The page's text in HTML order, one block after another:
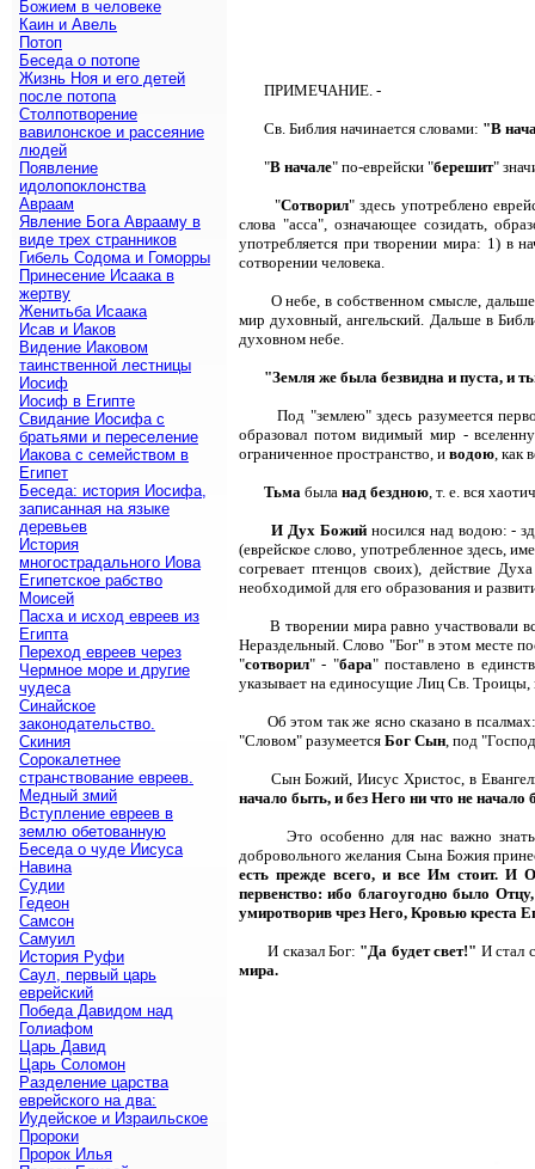
ПРИМЕЧАНИЕ. -
Св. Библия начинается словами: "В
"В начале" по-еврейски "берешит"
"Сотворил" здесь употреблено
слова "асса", означающее созидать,
употребляется при творении мира: 1) в
сотворении человека.
О небе, в собственном смысле,
мир духовный, ангельский. Дальше в
духовном небе.
"Земля же была безвидна и пуста, и
Под "землею" здесь разумеется
образовал потом видимый мир -
ограниченное пространство, и водою, как
Тьма была над бездною, т. е. вся
И Дух Божийносился над водою: -
(еврейское слово, употребленное здесь,
согревает птенцов своих), действие
необходимой для его образования и
В творении мира равно
Нераздельный. Слово "Бог" в этом месте
"сотворил" - "бара" поставлено в
указывает на единосущие Лиц Св. Троицы,
Об этом так же ясно сказано в
"Словом" разумеется Бог Сын, под
Сын Божий, Иисус Христос, в
начало быть, и без Него ни что не
Это особенно для нас важно
добровольного желания Сына Божия
есть прежде всего, и все Им стоит. И
первенство: ибо благоугодно было
умиротворив чрез Него, Кровью креста
И сказал Бог: "Да будет свет!" И стал
мира.
Божием в человеке
Каин и Авель
Потоп
Беседа о потопе
Жизнь Ноя и его детей
после потопа
Столпотворение
вавилонское и рассеяние
людей
Появление
идолопоклонства
Авраам
Явление Бога Аврааму в
виде трех странников
Гибель Содома и Гоморры
Принесение Исаака в
жертву
Женитьба Исаака
Исав и Иаков
Видение Иаковом
таинственной лестницы
Иосиф
Иосиф в Египте
Свидание Иосифа с
братьями и переселение
Иакова с семейством в
Египет
Беседа: история Иосифа,
записанная на языке
деревьев
История
многострадального Иова
Египетское рабство
Моисей
Пасха и исход евреев из
Египта
Переход евреев через
Чермное море и другие
чудеса
Синайское
законодательство.
Скиния
Сорокалетнее
странствование евреев.
Медный змий
Вступление евреев в
землю обетованную
Беседа о чуде Иисуса
Навина
Судии
Гедеон
Самсон
Самуил
История Руфи
Саул, первый царь
еврейский
Победа Давидом над
Голиафом
Царь Давид
Царь Соломон
Разделение царства
еврейского на два:
Иудейское и Израильское
Пророки
Пророк Илья